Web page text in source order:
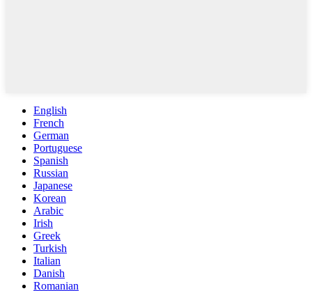
English
French
German
Portuguese
Spanish
Russian
Japanese
Korean
Arabic
Irish
Greek
Turkish
Italian
Danish
Romanian